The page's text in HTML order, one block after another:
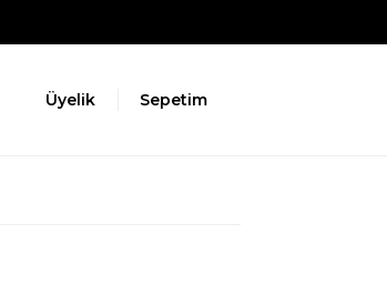
Üyelik Sepetim